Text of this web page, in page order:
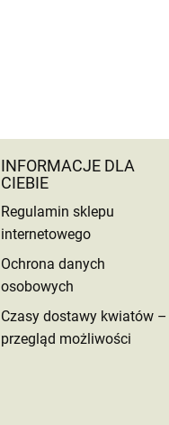
INFORMACJE DLA
CIEBIE
Regulamin sklepu
internetowego
Ochrona danych
osobowych
Czasy dostawy kwiatów –
przegląd możliwości